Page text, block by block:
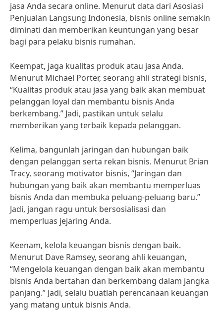
jasa Anda secara online. Menurut data dari Asosiasi
Penjualan Langsung Indonesia, bisnis online semakin
diminati dan memberikan keuntungan yang besar
bagi para pelaku bisnis rumahan.
Keempat, jaga kualitas produk atau jasa Anda.
Menurut Michael Porter, seorang ahli strategi bisnis,
“Kualitas produk atau jasa yang baik akan membuat
pelanggan loyal dan membantu bisnis Anda
berkembang.” Jadi, pastikan untuk selalu
memberikan yang terbaik kepada pelanggan.
Kelima, bangunlah jaringan dan hubungan baik
dengan pelanggan serta rekan bisnis. Menurut Brian
Tracy, seorang motivator bisnis, “Jaringan dan
hubungan yang baik akan membantu memperluas
bisnis Anda dan membuka peluang-peluang baru.”
Jadi, jangan ragu untuk bersosialisasi dan
memperluas jejaring Anda.
Keenam, kelola keuangan bisnis dengan baik.
Menurut Dave Ramsey, seorang ahli keuangan,
“Mengelola keuangan dengan baik akan membantu
bisnis Anda bertahan dan berkembang dalam jangka
panjang.” Jadi, selalu buatlah perencanaan keuangan
yang matang untuk bisnis Anda.